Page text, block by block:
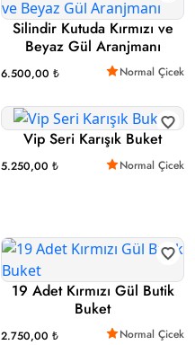
Silindir Kutuda Kırmızı ve
Beyaz Gül Aranjmanı
6.500,00 ₺ Normal Çicek
Vip Seri Karışık Buket
5.250,00 ₺ Normal Çicek
19 Adet Kırmızı Gül Butik
Buket
2.750,00 ₺ Normal Çicek